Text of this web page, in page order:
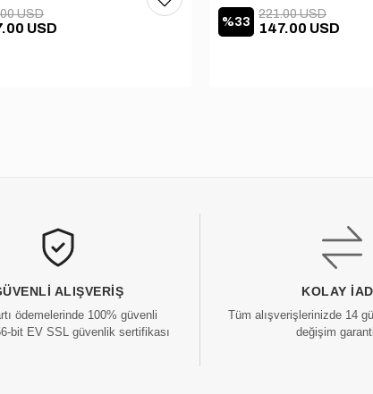
USD
USD
%33 147.00 USD
221.00 USD
ALIŞVERIŞ
ödemelerinde 100% güvenli
bit EV SSL güvenlik sertifikası
KOLAY
Tüm alışverişlerinizde 14
değişim